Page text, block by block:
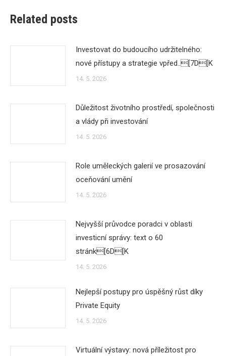
Related posts
Investovat do budoucího udržitelného:
nové přístupy a strategie vpřed..[7D[K
14. 5. 2026
Důležitost životního prostředí, společnosti
a vlády při investování
14. 5. 2026
Role uměleckých galerií ve prosazování
oceňování umění
14. 5. 2026
Nejvyšší průvodce poradci v oblasti
investicní správy: text o 60
stránk[6D[K
14. 5. 2026
Nejlepší postupy pro úspěšný růst díky
Private Equity
14. 5. 2026
Virtuální výstavy: nová příležitost pro